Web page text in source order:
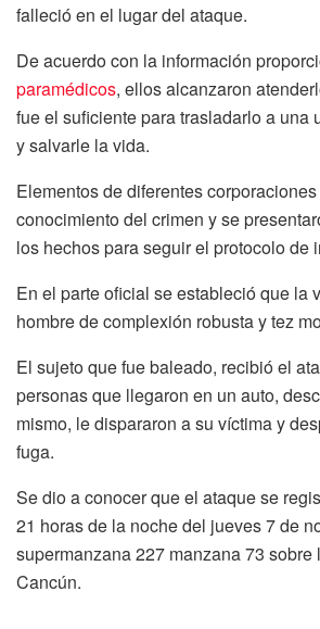
falleció en el lugar del ataque.
De acuerdo con la información
paramédicos, ellos alcanzaron
fue el suficiente para trasladarlo a una
y salvarle la vida.
Elementos de diferentes
conocimiento del crimen y se
los hechos para seguir el protocolo de
En el parte oficial se estableció que la
hombre de complexión robusta y tez
El sujeto que fue baleado, recibió el
personas que llegaron en un auto,
mismo, le dispararon a su víctima y
fuga.
Se dio a conocer que el ataque se
21 horas de la noche del jueves 7 de
supermanzana 227 manzana 73 sobre
Cancún.